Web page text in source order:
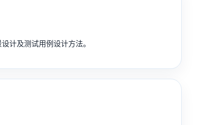
计及测试用例设计方法。